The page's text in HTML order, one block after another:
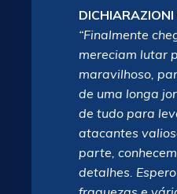
“Finalmente
mereciam lutar
maravilhoso,
de uma longa
de tudo para
atacantes
parte,
detalhes.